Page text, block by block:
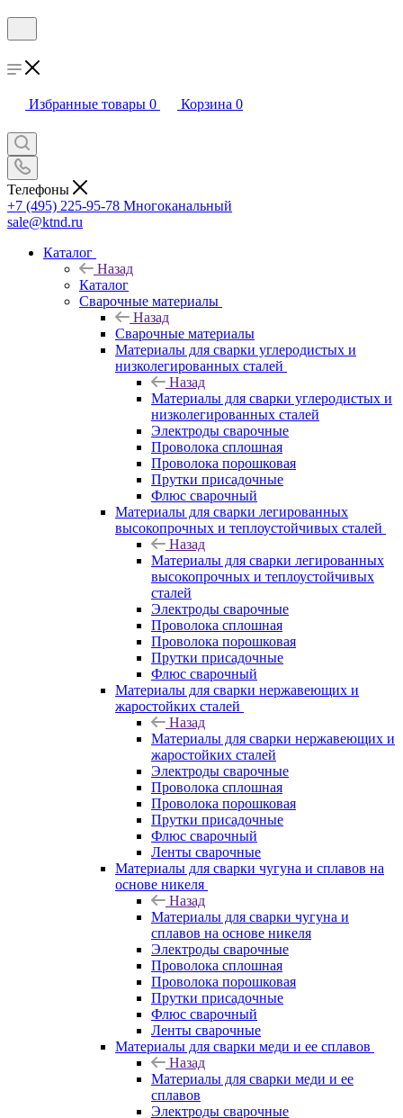
Избранные товары 0 Корзина 0
Телефоны
+7 (495) 225-95-78 Многоканальный
sale@ktnd.ru
Каталог
Назад
Каталог
Сварочные материалы
Назад
Сварочные материалы
Материалы для сварки углеродистых и
низколегированных сталей
Назад
Материалы для сварки углеродистых и
низколегированных сталей
Электроды сварочные
Проволока сплошная
Проволока порошковая
Прутки присадочные
Флюс сварочный
Материалы для сварки легированных
высокопрочных и теплоустойчивых сталей
Назад
Материалы для сварки легированных
высокопрочных и теплоустойчивых
сталей
Электроды сварочные
Проволока сплошная
Проволока порошковая
Прутки присадочные
Флюс сварочный
Материалы для сварки нержавеющих и
жаростойких сталей
Назад
Материалы для сварки нержавеющих и
жаростойких сталей
Электроды сварочные
Проволока сплошная
Проволока порошковая
Прутки присадочные
Флюс сварочный
Ленты сварочные
Материалы для сварки чугуна и сплавов на
основе никеля
Назад
Материалы для сварки чугуна и
сплавов на основе никеля
Электроды сварочные
Проволока сплошная
Проволока порошковая
Прутки присадочные
Флюс сварочный
Ленты сварочные
Материалы для сварки меди и ее сплавов
Назад
Материалы для сварки меди и ее
сплавов
Электроды сварочные